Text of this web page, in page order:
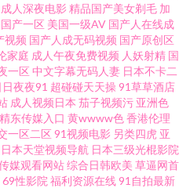
啪啪啪福利 高清视频在线97 色网123
片在线观看 91日韩国产影院 国产变态
国产成人欧美首页 99热操一本道 一
利 一区二区成人美日本 国产精品久
臀亚洲网 在线观看成人 丁香花婷婷色
成人深夜电影 精品国产美女剃毛 加
产一区 美国一级AV 国产人在线成
视频 国产人成无码视频 国产原创区
家庭 成人午夜免费视频 人妖射精 国
一区 中文字幕无码人妻 日本不卡二
夜夜91 超碰碰天天操91草草酒店
成人视频日本 茄子视频污 亚洲色
精东传媒入口 黄wwww色香港伦理
一区二区 91视频电影 另类四虎 亚
日本天堂视频导航 日本三级光棍影院
媒观看网站综合日韩欧美 草逼网首
69性影院 福利资源在线91自拍最新